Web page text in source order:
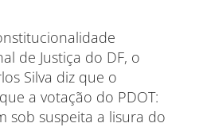
de Justiça do DF, o
Silva diz que o
a votação do PDOT:
sob suspeita a lisura do